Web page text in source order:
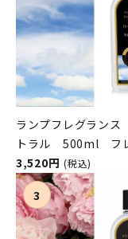
ランプフレグラン
トラル 500ml フ
スランプ用オイル
シュレイアンドバー
3,520円 (税込)